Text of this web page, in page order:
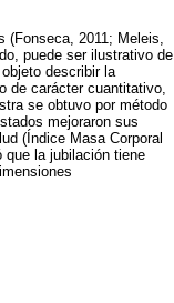
2011; Meleis,
puede ser ilustrativo de
describir la
de carácter cuantitativo,
se obtuvo por método
mejoraron sus
(Índice Masa Corporal
la jubilación tiene